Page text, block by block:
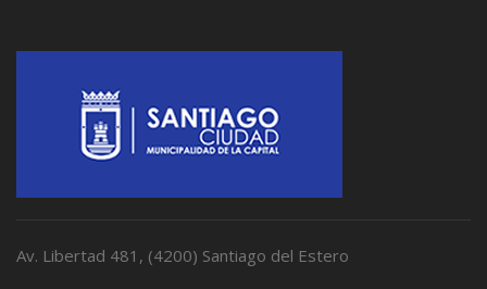
Av. Libertad 481, (4200) Santiago del Estero